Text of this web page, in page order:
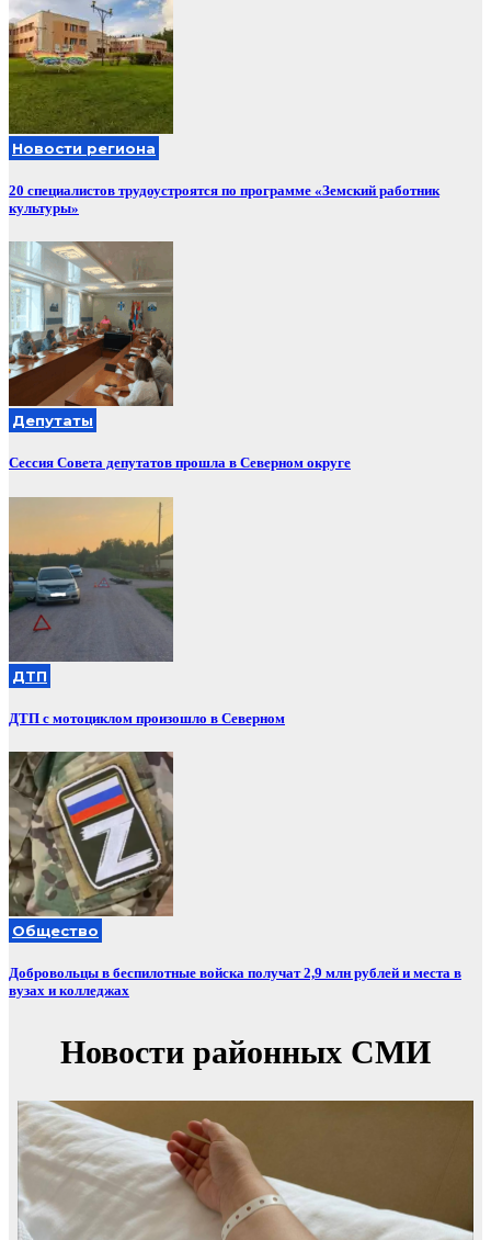
Новости региона
20 специалистов трудоустроятся по программе «Земский работник
культуры»
Депутаты
Сессия Совета депутатов прошла в Северном округе
ДТП
ДТП с мотоциклом произошло в Северном
Общество
Добровольцы в беспилотные войска получат 2,9 млн рублей и места в
вузах и колледжах